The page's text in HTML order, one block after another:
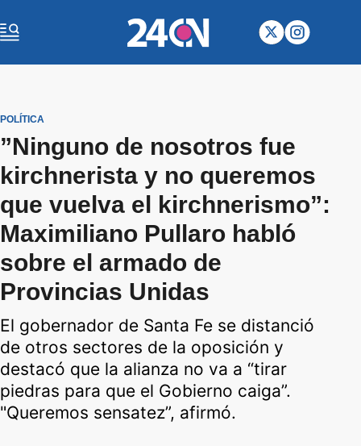
POLÍTICA
”Ninguno de nosotros fue
kirchnerista y no queremos
que vuelva el kirchnerismo”:
Maximiliano Pullaro habló
sobre el armado de
Provincias Unidas
El gobernador de Santa Fe se distanció
de otros sectores de la oposición y
destacó que la alianza no va a “tirar
piedras para que el Gobierno caiga”.
"Queremos sensatez”, afirmó.